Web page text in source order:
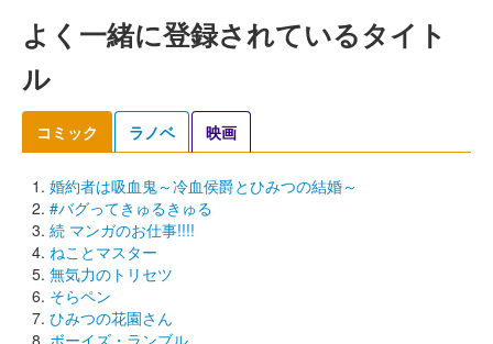
よく一緒に登録されているタイト
ル
コミック ラノベ 映画
婚約者は吸血鬼～冷血侯爵とひみつの結婚～
#バグってきゅるきゅる
続 マンガのお仕事!!!!
ねことマスター
無気力のトリセツ
そらペン
ひみつの花園さん
ボーイズ・ランブル